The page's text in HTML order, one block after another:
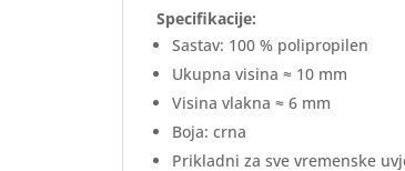
Specifikacije:
Sastav: 100 % polipropilen
Ukupna visina ≈ 10 mm
Visina vlakna ≈ 6 mm
Boja: crna
Prikladni za sve vremenske